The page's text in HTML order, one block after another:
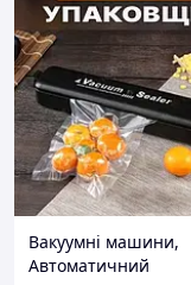
Вакуумні машини,
Автоматичний